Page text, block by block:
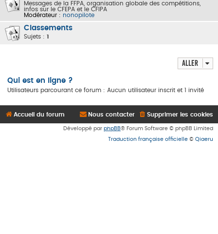
Messages de la FFPA, organisation globale des compétitions,
infos sur le CFEPA et le CFIPA
Modérateur : nonopilote
Classements
Sujets : 1
Aller
Qui est en ligne ?
Utilisateurs parcourant ce forum : Aucun utilisateur inscrit et 1 invité
Accueil du forum Supprimer les cookies
Nous contacter
Développé par phpBB® Forum Software © phpBB Limited
Traduction française officielle © Qiaeru